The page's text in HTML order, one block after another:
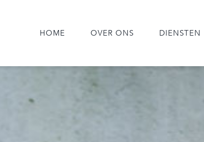
HOME OVER ONS DIENSTEN